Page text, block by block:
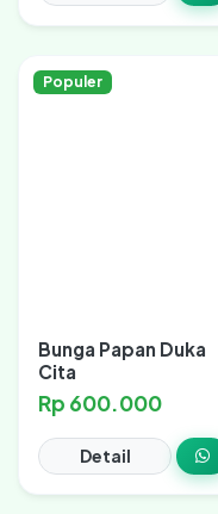
Populer
Bunga Papan Duka
Cita
Rp 600.000
Detail